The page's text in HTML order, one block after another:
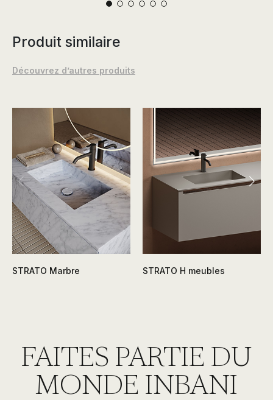
Produit similaire
Découvrez d’autres produits
STRATO Marbre STRATO H meubles
FAITES PARTIE DU
MONDE INBANI